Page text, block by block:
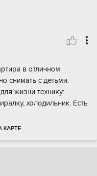
в отличном
снимать с детьми.
жизни технику:
холодильник. Есть
КАРТЕ